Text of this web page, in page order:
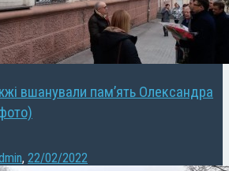
вшанували пам’ять Олександра
, 22/02/2022